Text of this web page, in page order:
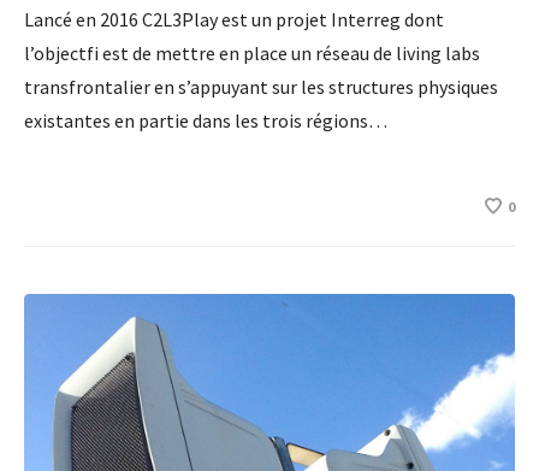
Lancé en 2016 C2L3Play est un projet Interreg dont
l’objectfi est de mettre en place un réseau de living labs
transfrontalier en s’appuyant sur les structures physiques
existantes en partie dans les trois régions…
0